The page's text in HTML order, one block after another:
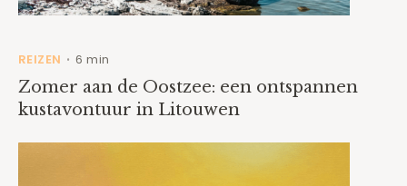
REIZEN •6 min
Zomer aan de Oostzee: een ontspannen
kustavontuur in Litouwen